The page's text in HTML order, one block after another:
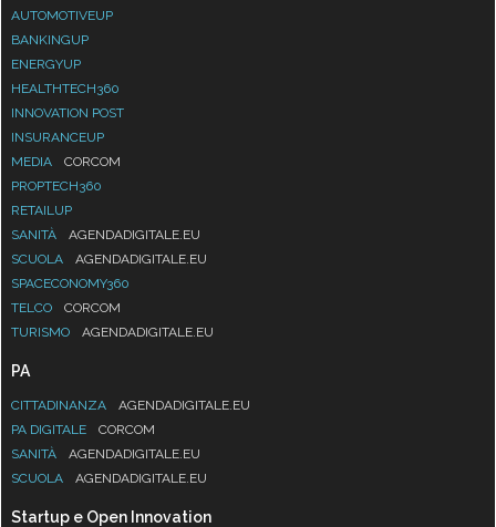
AUTOMOTIVEUP
BANKINGUP
ENERGYUP
HEALTHTECH360
INNOVATION POST
INSURANCEUP
MEDIA
CORCOM
PROPTECH360
RETAILUP
SANITÀ
AGENDADIGITALE.EU
SCUOLA
AGENDADIGITALE.EU
SPACECONOMY360
TELCO
CORCOM
TURISMO
AGENDADIGITALE.EU
PA
CITTADINANZA
AGENDADIGITALE.EU
PA DIGITALE
CORCOM
SANITÀ
AGENDADIGITALE.EU
SCUOLA
AGENDADIGITALE.EU
Startup e Open Innovation